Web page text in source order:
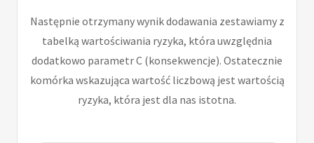
Następnie otrzymany wynik dodawania zestawiamy z
tabelką wartościwania ryzyka, która uwzględnia
dodatkowo parametr C (konsekwencje). Ostatecznie
komórka wskazująca wartość liczbową jest wartością
ryzyka, która jest dla nas istotna.